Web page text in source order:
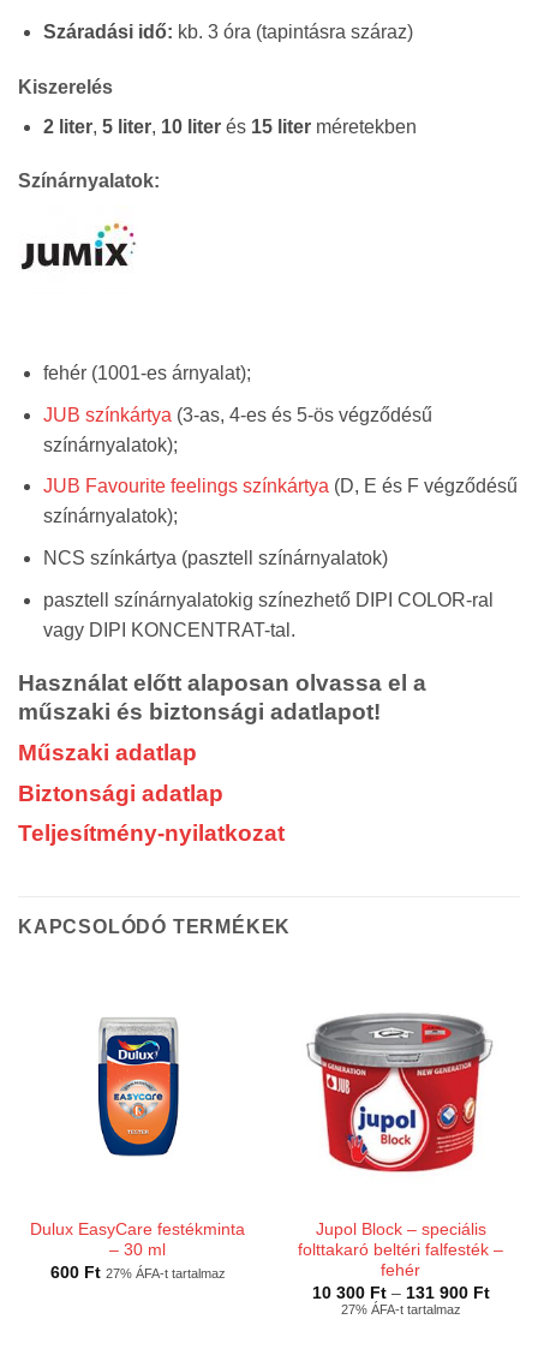
Száradási idő: kb. 3 óra (tapintásra száraz)
Kiszerelés
2 liter, 5 liter, 10 literés 15 literméretekben
Színárnyalatok:
fehér (1001-es árnyalat);
JUB színkártya (3-as, 4-es és 5-ös végződésű
színárnyalatok);
JUB Favourite feelings színkártya (D, E és F végződésű
színárnyalatok);
NCS színkártya (pasztell színárnyalatok)
pasztell színárnyalatokig színezhető DIPI COLOR-ral
vagy DIPI KONCENTRAT-tal.
Használat előtt alaposan olvassa el a
műszaki és biztonsági adatlapot!
Műszaki adatlap
Biztonsági adatlap
Teljesítmény-nyilatkozat
KAPCSOLÓDÓ TERMÉKEK
Dulux EasyCare festékminta
– 30 ml
600 Ft 27% ÁFA-t tartalmaz
Jupol Block – speciális
folttakaró beltéri falfesték –
fehér
10 300 Ft – 131 900 Ft
27% ÁFA-t tartalmaz